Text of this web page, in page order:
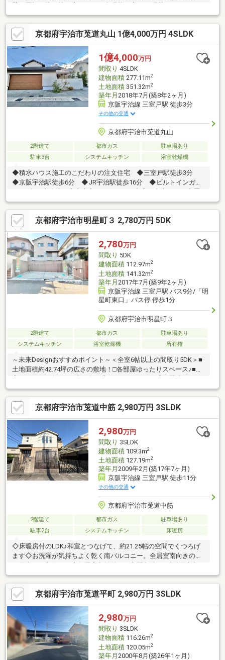
ート交換（2023年12月）・京阪宇治線『三室戸駅』徒歩約15分・
JR奈良線『黄檗駅』 徒歩約18分◆2沿線利用可能で通勤・通学
もスムーズ、駅までの道のりも平坦でラクラク◆風通し×陽当た
り良好な平坦地◆駐車2台以上可能！来客時や複数台所有のご家
庭にも安心◎◇水曜日も営業しております(^^)/◇店舗前に駐車場
あり！ご自宅・最寄り駅までの送迎も承っております♪◇キッズ
スペースあります！
京都府宇治市莵道丸山 1億4,000万円 4SLDK
1億4,000万円
間取り 4SLDK
建物面積277.11m2
土地面積351.32m2
築年月 2018年7月(築8年2ヶ月)
京阪宇治線 三室戸駅 徒歩3分
その他の交通
京都府宇治市莵道丸山
2階建て 都市ガス
駐車場あり
駐車3台
システムキッチン 浴室乾燥機
◆積水ハウス施工のこだわりの注文住宅 ◆三室戸駅徒歩3分
◆京阪宇治駅徒歩6分 ◆JR宇治駅徒歩16分 ◆ビルトインガレ
史的魅力ある街
京都府宇治市明星町３ 2,780万円 5DK
2,780万円
間取り 5DK
建物面積112.97m2
土地面積141.32m2
築年月 2017年7月(築9年2ヶ月)
京阪宇治線 三室戸駅 バス9分/「明
星町東口」バス停 停歩1分
京都府宇治市明星町３
2階建て 都市ガス
駐車場あり
システムキッチン
浴室乾燥機 所有権
～未来Designおすすめポイント～＜全室6帖以上の間取り5DK＞■
土地面積約42.74坪の広さの敷地！□各部屋ゆったりスペース♪■全
ス＞■普通車駐車スペース1台ございます♪□開放感のある敷地につ
き車庫入れ楽々♪ ＜前面道路幅員約5.6ｍ！＞□交通量の少ない安
全なエリア♪■車の出し入れもスムーズです♪＜バス便の利便性＞□
駅まではバス利用ですが徒歩約1分に【明星町東口】停があるので
便利です！■閑静で緑豊かな住環境♪ 空き家につきゆっくりと内
覧可能！即入居可能です！ お気軽にお問い合わせ下さい♪
京都府宇治市莵道中筋 2,980万円 3SLDK
2,980万円
間取り 3SLDK
建物面積109.3m2
土地面積127.19m2
築年月 2009年2月(築17年7ヶ月)
京阪宇治線 三室戸駅 徒歩11分
その他の交通
京都府宇治市莵道中筋
2階建て 都市ガス
駐車場あり
駐車2台
システムキッチン 床暖房
◇床暖房付のLDK♪和室とつなげて、約21.25帖の空間でくつろげ
ます◇お洗濯が気持ちよく乾く南バルコニー。全居室南向きのた
納付きで収納量豊富です◇朝の支度に便利な、洗面所・トイレ2
ヶ所設置プラン◇カーポート付き駐車スペースに2台駐車が可能
です↓関連リンクからパノラマ画像をご覧頂けます【土地面積】
127.19㎡（登記簿）【延床面積】109.30㎡【アクセス】 京阪宇
治線「三室戸」駅 徒歩11分 JR奈良線「宇治」駅 徒歩25分【周
辺施設】「セブンイレブン宇治三室戸店」徒歩6分「ハッピー六原
三室戸店」徒歩10分
京都府宇治市莵道平町 2,980万円 3SLDK
2,980万円
間取り 3SLDK
建物面積116.26m2
土地面積120.05m2
築年月 2000年8月(築26年1ヶ月)